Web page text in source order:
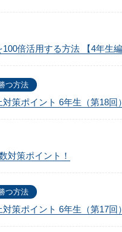
倍活用する方法 【4年生編
つ方法
策ポイント 6年生（第18回
対策ポイント！
つ方法
策ポイント 6年生（第17回